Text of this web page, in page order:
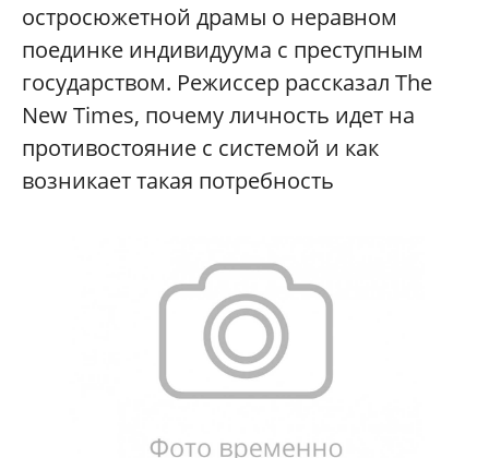
остросюжетной драмы о неравном
поединке индивидуума с преступным
государством. Режиссер рассказал The
New Times, почему личность идет на
противостояние с системой и как
возникает такая потребность